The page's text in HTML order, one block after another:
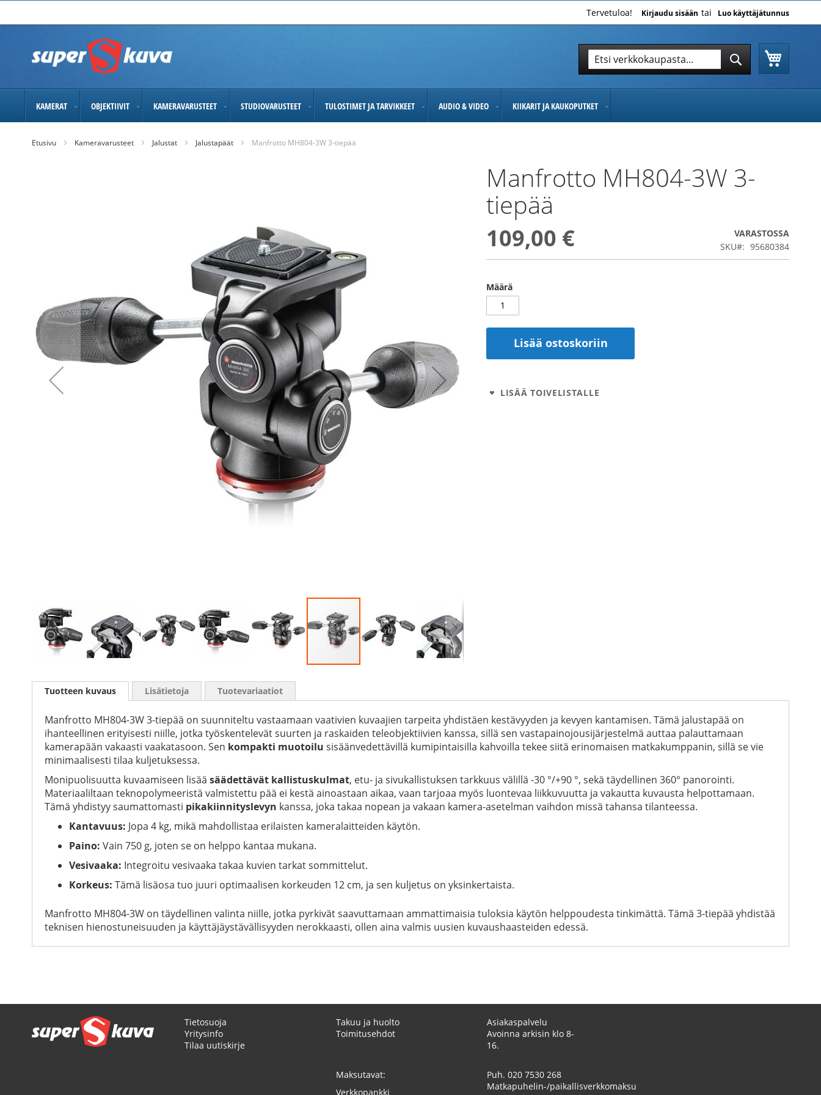
to
Tervetuloa! Kirjaudu sisään Luo käyttäjätunnus
Hae
KAMERAT OBJEKTIIVIT KAMERAVARUSTEET STUDIOVARUSTEET TULOSTIMET JA TARVIKKEET AUDIO & VIDEO KIIKARIT JA KAUKOPUTKET
Etusivu Kameravarusteet Jalustat Jalustapäät Manfrotto MH804-3W 3-tiepää
Manfrotto MH804-3W 3-
tiepää
109,00 €
VARASTOSSA
SKU
95680384
Määrä
Lisää ostoskoriin
LISÄÄ TOIVELISTALLE
to
images
gallery
Tuotteen kuvaus
Manfrotto MH804-3W 3-tiepää on suunniteltu vastaamaan vaativien kuvaajien tarpeita yhdistäen kestävyyden ja kevyen kantamisen. Tämä jalustapää on
ihanteellinen erityisesti niille, jotka työskentelevät suurten ja raskaiden teleobjektiivien kanssa, sillä sen vastapainojousijärjestelmä auttaa palauttamaan
kamerapään vakaasti vaakatasoon. Sen kompakti muotoilu sisäänvedettävillä kumipintaisilla kahvoilla tekee siitä erinomaisen matkakumppanin, sillä se vie
minimaalisesti tilaa kuljetuksessa.
Monipuolisuutta kuvaamiseen lisää säädettävät kallistuskulmat, etu- ja sivukallistuksen tarkkuus välillä -30 °/+90 °, sekä täydellinen 360° panorointi.
Materiaaliltaan teknopolymeeristä valmistettu pää ei kestä ainoastaan aikaa, vaan tarjoaa myös luontevaa liikkuvuutta ja vakautta kuvausta helpottamaan.
Tämä yhdistyy saumattomasti pikakiinnityslevyn kanssa, joka takaa nopean ja vakaan kamera-asetelman vaihdon missä tahansa tilanteessa.
Kantavuus: Jopa 4 kg, mikä mahdollistaa erilaisten kameralaitteiden käytön.
Paino: Vain 750 g, joten se on helppo kantaa mukana.
Vesivaaka: Integroitu vesivaaka takaa kuvien tarkat sommittelut.
Korkeus: Tämä lisäosa tuo juuri optimaalisen korkeuden 12 cm, ja sen kuljetus on yksinkertaista.
Manfrotto MH804-3W on täydellinen valinta niille, jotka pyrkivät saavuttamaan ammattimaisia tuloksia käytön helppoudesta tinkimättä. Tämä 3-tiepää yhdistää
teknisen hienostuneisuuden ja käyttäjäystävällisyyden nerokkaasti, ollen aina valmis uusien kuvaushaasteiden edessä.
Lisätietoja Tuotevariaatiot
Tietosuoja
Yritysinfo
Tilaa uutiskirje
Takuu ja huolto
Toimitusehdot
Maksutavat:
Verkkopankki
Asiakaspalvelu
Avoinna arkisin klo 8-
16.
Puh. 020 7530 268
Matkapuhelin-/paikallisverkkomaksu